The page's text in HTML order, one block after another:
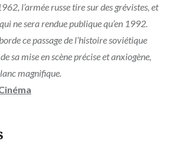
l’armée russe tire sur des grévistes, et
ne sera rendue publique qu’en 1992.
ce passage de l’histoire soviétique
sa mise en scène précise et anxiogène,
magnifique.